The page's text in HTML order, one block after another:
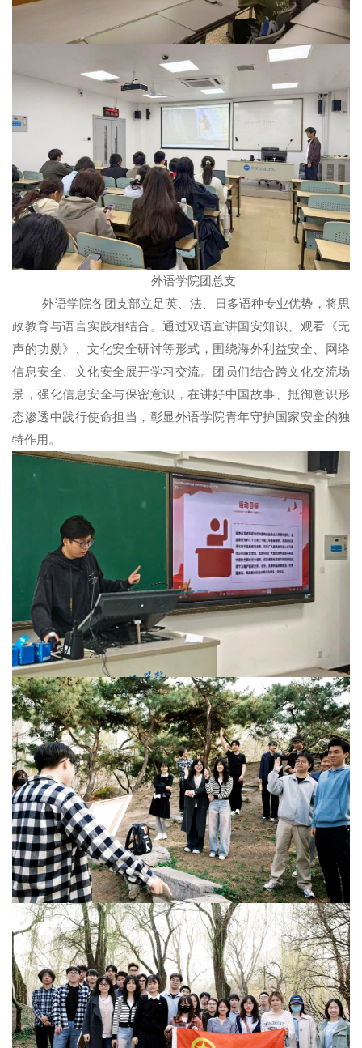
外语学院团总支
外语学院各团支部立足英、法、日多语种专业优势，将思
政教育与语言实践相结合。通过双语宣讲国安知识、观看《无
声的功勋》、文化安全研讨等形式，围绕海外利益安全、网络
信息安全、文化安全展开学习交流。团员们结合跨文化交流场
景，强化信息安全与保密意识，在讲好中国故事、抵御意识形
态渗透中践行使命担当，彰显外语学院青年守护国家安全的独
特作用。